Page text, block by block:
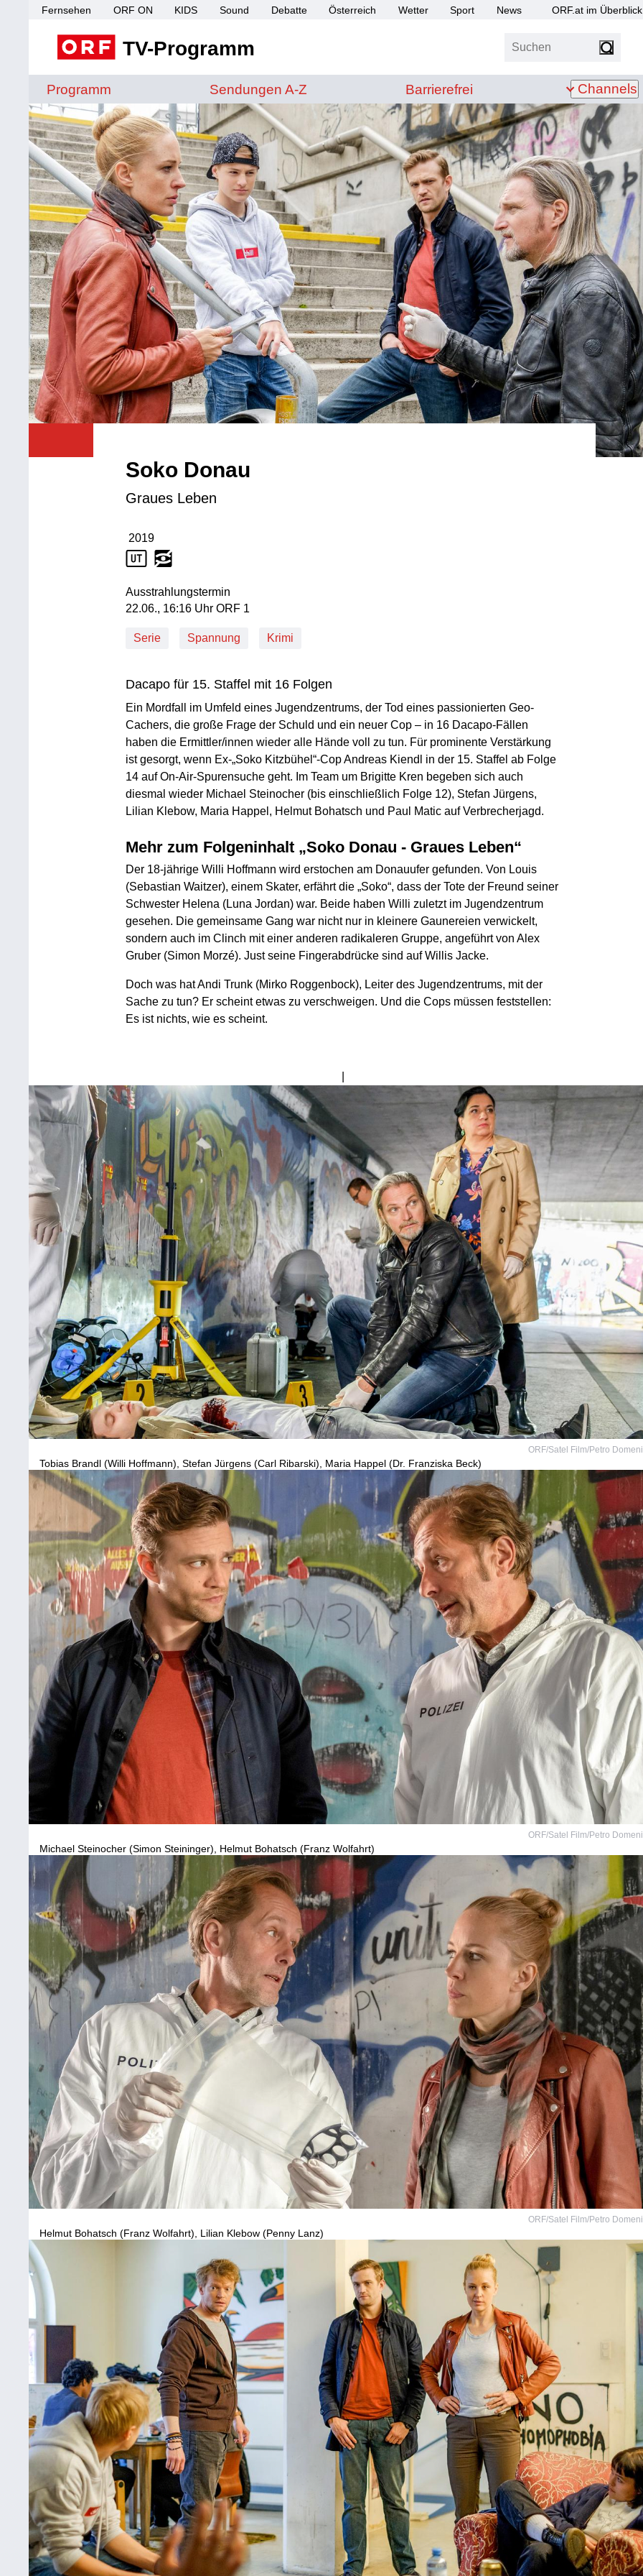
Fernsehen ORF ON KIDS Sound Debatte Österreich Wetter Sport News ORF.at im Überblick
TV-Programm Suchen
Programm Sendungen von A bis Z
Sendungen A-Z Barrierefrei
Barrierefrei Channels
Soko Donau
Graues Leben
Produktionsjahr: 2019
2019
Ausstrahlungstermin
22. Juni, 16:16 Uhr in ORF 1
22.06., 16:16 Uhr ORF 1
Serie Spannung Krimi
Dacapo für 15. Staffel mit 16 Folgen
Ein Mordfall im Umfeld eines Jugendzentrums, der Tod eines passionierten Geo-
Cachers, die große Frage der Schuld und ein neuer Cop – in 16 Dacapo-Fällen
haben die Ermittler/innen wieder alle Hände voll zu tun. Für prominente Verstärkung
ist gesorgt, wenn Ex-„Soko Kitzbühel“-Cop Andreas Kiendl in der 15. Staffel ab Folge
14 auf On-Air-Spurensuche geht. Im Team um Brigitte Kren begeben sich auch
diesmal wieder Michael Steinocher (bis einschließlich Folge 12), Stefan Jürgens,
Lilian Klebow, Maria Happel, Helmut Bohatsch und Paul Matic auf Verbrecherjagd.
Mehr zum Folgeninhalt „Soko Donau - Graues Leben“
Der 18-jährige Willi Hoffmann wird erstochen am Donauufer gefunden. Von Louis
(Sebastian Waitzer), einem Skater, erfährt die „Soko“, dass der Tote der Freund seiner
Schwester Helena (Luna Jordan) war. Beide haben Willi zuletzt im Jugendzentrum
gesehen. Die gemeinsame Gang war nicht nur in kleinere Gaunereien verwickelt,
sondern auch im Clinch mit einer anderen radikaleren Gruppe, angeführt von Alex
Gruber (Simon Morzé). Just seine Fingerabdrücke sind auf Willis Jacke.
Doch was hat Andi Trunk (Mirko Roggenbock), Leiter des Jugendzentrums, mit der
Sache zu tun? Er scheint etwas zu verschweigen. Und die Cops müssen feststellen:
Es ist nichts, wie es scheint.
Bild
von
ORF/Satel Film/Petro
Tobias Brandl (Willi Hoffmann), Stefan Jürgens (Carl Ribarski), Maria Happel (Dr. Franziska Beck)
ORF/Satel Film/Petro
Michael Steinocher (Simon Steininger), Helmut Bohatsch (Franz Wolfahrt)
ORF/Satel Film/Petro
Helmut Bohatsch (Franz Wolfahrt), Lilian Klebow (Penny Lanz)